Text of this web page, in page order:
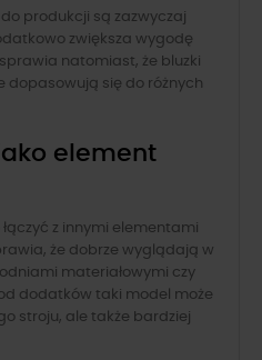
produkcji są zazwyczaj
zwiększa wygodę
natomiast, że bluzki
dopasowują się do różnych
element
łączyć z innymi elementami
że dobrze wyglądają w
materiałowymi czy
dodatków taki model może
stroju, ale także bardziej